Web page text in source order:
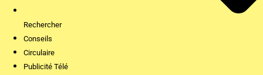
Rechercher
Conseils
Circulaire
Publicité Télé